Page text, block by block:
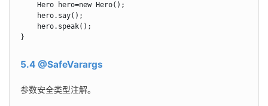
    Hero hero=new Hero();
    hero.say();
    hero.speak();
}
5.4 @SafeVarargs
参数安全类型注解。